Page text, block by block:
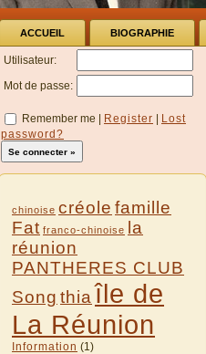
ACCUEIL BIOGRAPHIE
Utilisateur:
Mot de passe:
Remember me | Register | Lost
password?
chinoise créole famille
Fat franco-chinoise
la
réunion
PANTHERES CLUB
Song thia île de
La Réunion
Information (1)